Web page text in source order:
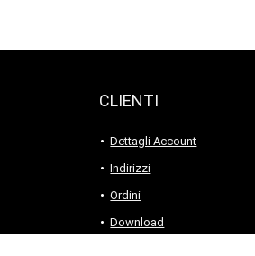
CLIENTI
Dettagli Account
Indirizzi
Ordini
Download